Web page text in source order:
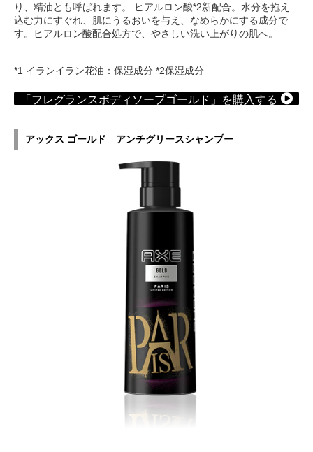
り、精油とも呼ばれます。 ヒアルロン酸*2新配合。水分を抱え
込む力にすぐれ、肌にうるおいを与え、なめらかにする成分で
す。ヒアルロン酸配合処方で、やさしい洗い上がりの肌へ。
*1 イランイラン花油：保湿成分 *2保湿成分
「フレグランスボディソープゴールド」を購入する
アックス ゴールド アンチグリースシャンプー